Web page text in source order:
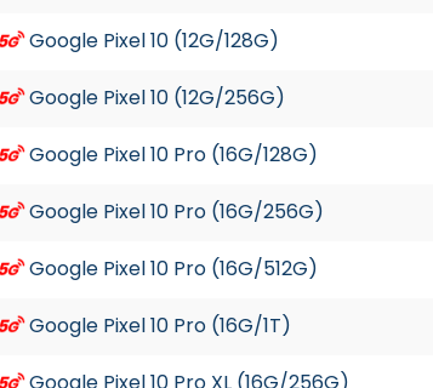
Google Pixel 10 (12G/128G)
Google Pixel 10 (12G/256G)
Google Pixel 10 Pro (16G/128G)
Google Pixel 10 Pro (16G/256G)
Google Pixel 10 Pro (16G/512G)
Google Pixel 10 Pro (16G/1T)